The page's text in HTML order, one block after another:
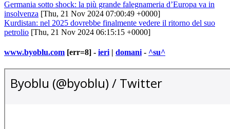
Germania sotto shock: la più grande falegnameria d’Europa va in
insolvenza [Thu, 21 Nov 2024 07:00:49 +0000]
Kurdistan: nel 2025 dovrebbe finalmente vedere il ritorno del suo
petrolio [Thu, 21 Nov 2024 06:15:15 +0000]
www.byoblu.com [err=8] - ieri | domani - ^su^